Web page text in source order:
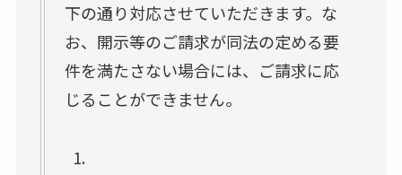
下の通り対応させていただきます。な
お、開示等のご請求が同法の定める要
件を満たさない場合には、ご請求に応
じることができません。